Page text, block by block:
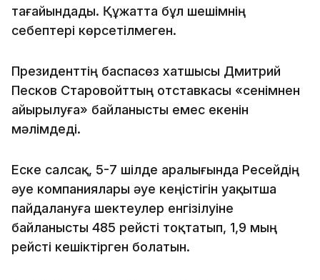
тағайындады. Құжатта бұл шешімнің
себептері көрсетілмеген.
Президенттің баспасөз хатшысы Дмитрий
Песков Старовойттың отставкасы «сенімнен
айырылуға» байланысты емес екенін
мәлімдеді.
Еске салсақ, 5-7 шілде аралығында Ресейдің
әуе компаниялары әуе кеңістігін уақытша
пайдалануға шектеулер енгізілуіне
байланысты 485 рейсті тоқтатып, 1,9 мың
рейсті кешіктірген болатын.